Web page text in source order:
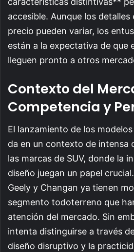
accesible. Aunque los detalles
precio pueden variar, los
están a la expectativa de que
lleguen pronto a otros
Contexto del
Competencia y
El lanzamiento de los
da en un contexto de intensa
las marcas de SUV, donde la
diseño juegan un papel
Geely y Changan ya tienen
segmento todoterreno que
atención del mercado. Sin
intenta distinguirse a través
diseño disruptivo y la